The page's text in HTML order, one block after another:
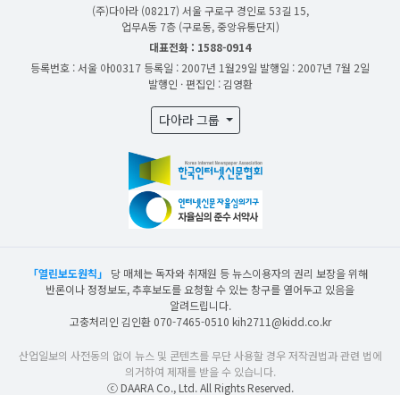
(주)다아라 (08217) 서울 구로구 경인로 53길 15,
업무A동 7층 (구로동, 중앙유통단지)
대표전화 : 1588-0914
등록번호 : 서울 아00317 등록일 : 2007년 1월29일 발행일 : 2007년 7월 2일
발행인 · 편집인 : 김영환
다아라 그룹
「열린보도원칙」
당 매체는 독자와 취재원 등 뉴스이용자의 권리 보장을 위해
반론이나 정정보도, 추후보도를 요청할 수 있는 창구를 열어두고 있음을
알려드립니다.
고충처리인 김인환 070-7465-0510 kih2711@kidd.co.kr
산업일보의 사전동의 없이 뉴스 및 콘텐츠를 무단 사용할 경우 저작권법과 관련 법에
의거하여 제재를 받을 수 있습니다.
ⓒ DAARA Co., Ltd. All Rights Reserved.